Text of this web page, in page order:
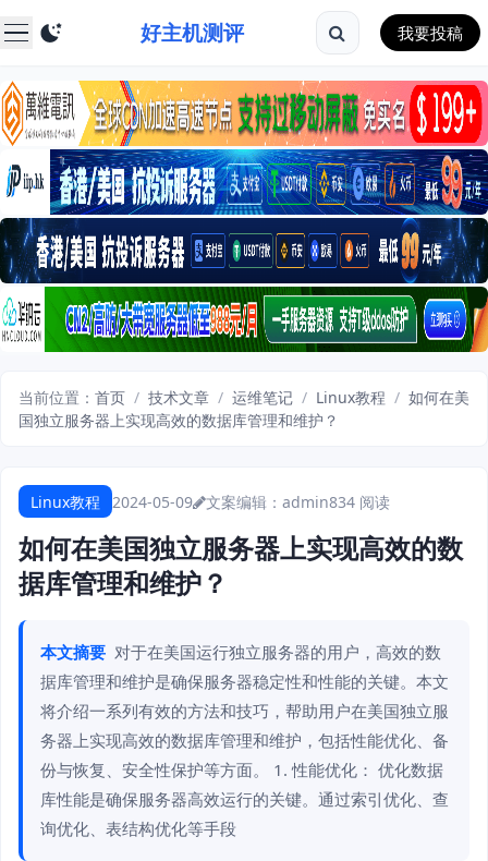
好主机测评 我要投稿
当前位置： 首页 / 技术文章 / 运维笔记 / Linux教程 / 如何在美
国独立服务器上实现高效的数据库管理和维护？
Linux教程 2024-05-09 文案编辑：admin834 阅读
如何在美国独立服务器上实现高效的数
据库管理和维护？
本文摘要 对于在美国运行独立服务器的用户，高效的数
据库管理和维护是确保服务器稳定性和性能的关键。本文
将介绍一系列有效的方法和技巧，帮助用户在美国独立服
务器上实现高效的数据库管理和维护，包括性能优化、备
份与恢复、安全性保护等方面。 1. 性能优化： 优化数据
库性能是确保服务器高效运行的关键。通过索引优化、查
询优化、表结构优化等手段